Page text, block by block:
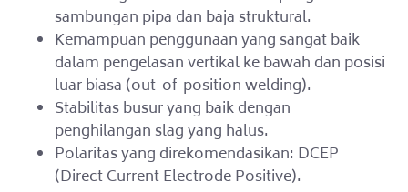
sambungan pipa dan baja struktural.
Kemampuan penggunaan yang sangat baik
dalam pengelasan vertikal ke bawah dan posisi
luar biasa (out-of-position welding).
Stabilitas busur yang baik dengan
penghilangan slag yang halus.
Polaritas yang direkomendasikan: DCEP
(Direct Current Electrode Positive).